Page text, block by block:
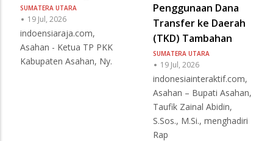
SUMATERA UTARA
19 Jul, 2026
indoensiaraja.com,
Asahan - Ketua TP PKK
Kabupaten Asahan, Ny.
Penggunaan Dana
Transfer ke Daerah
(TKD) Tambahan
SUMATERA UTARA
19 Jul, 2026
indonesiainteraktif.com,
Asahan – Bupati Asahan,
Taufik Zainal Abidin,
S.Sos., M.Si., menghadiri
Rap